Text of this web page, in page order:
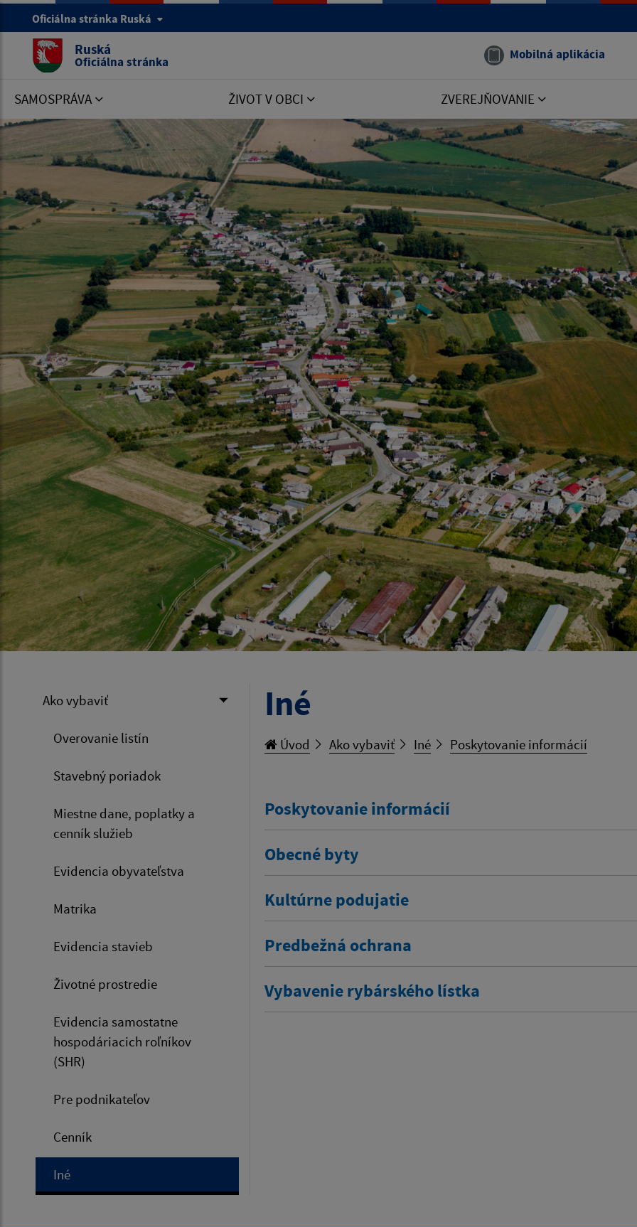
Oficiálna stránka Ruská
Ruská
Oficiálna stránka Mobilná aplikácia
SAMOSPRÁVA ŽIVOT V OBCI ZVEREJŇOVANIE
Ako vybaviť
Overovanie listín
Stavebný poriadok
Miestne dane, poplatky a
cenník služieb
Evidencia obyvateľstva
Matrika
Evidencia stavieb
Životné prostredie
Evidencia samostatne
hospodáriacich roľníkov
(SHR)
Pre podnikateľov
Cenník
Iné
Iné
Úvod Ako vybaviť Iné Poskytovanie informácií
Poskytovanie informácií
Obecné byty
Kultúrne podujatie
Predbežná ochrana
Vybavenie rybárského lístka